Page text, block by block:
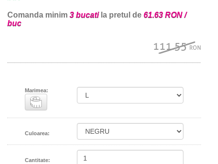
Comanda minim 3 bucatila pretul de 61.63 RON /
buc
111.55RON
Marimea:
Culoarea:
Cantitate: